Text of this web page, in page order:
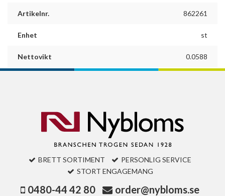
Artikelnr. 862261
Enhet st
Nettovikt 0.0588
BRETT SORTIMENT
PERSONLIG SERVICE
STORT ENGAGEMANG
0480-44 42 80 order@nybloms.se